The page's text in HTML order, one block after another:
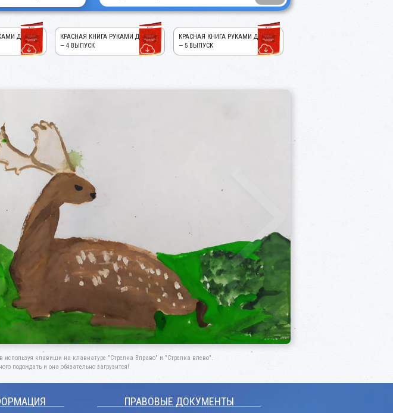
ДЕТЕЙ!
КРАСНАЯ КНИГА РУКАМИ ДЕТЕЙ!
— 4 ВЫПУСК
КРАСНАЯ КНИГА РУКАМИ ДЕТЕЙ!
— 5 ВЫПУСК
клавиши на клавиатуре "Стрелка Вправо" и "Стрелка влево".
подождать и она обязательно загрузится!
ПРАВОВЫЕ ДОКУМЕНТЫ